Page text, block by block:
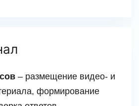
– размещение видео- и
формирование